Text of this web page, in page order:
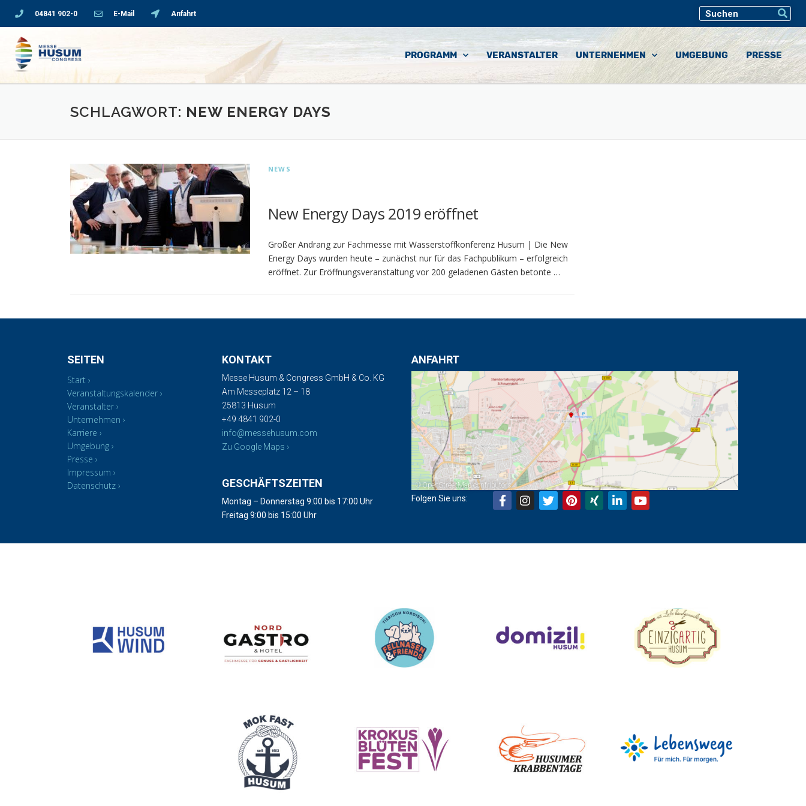
04841 902-0 E-Mail Anfahrt
PROGRAMM VERANSTALTER UNTERNEHMEN UMGEBUNG PRESSE
SCHLAGWORT: NEW ENERGY DAYS
NEWS
New Energy Days 2019 eröffnet
Großer Andrang zur Fachmesse mit Wasserstoffkonferenz Husum | Die New
Energy Days wurden heute – zunächst nur für das Fachpublikum – erfolgreich
eröffnet. Zur Eröffnungsveranstaltung vor 200 geladenen Gästen betonte …
SEITEN
Start
Veranstaltungskalender
Veranstalter
Unternehmen
Karriere
Umgebung
Presse
Impressum
Datenschutz
KONTAKT
Messe Husum & Congress GmbH & Co. KG
Am Messeplatz 12 – 18
25813 Husum
+49 4841 902-0
info@messehusum.com
Zu Google Maps ›
GESCHÄFTSZEITEN
Montag – Donnerstag 9:00 bis 17:00 Uhr
Freitag 9:00 bis 15:00 Uhr
ANFAHRT
©OpenStreetMap contributors
Folgen Sie uns: